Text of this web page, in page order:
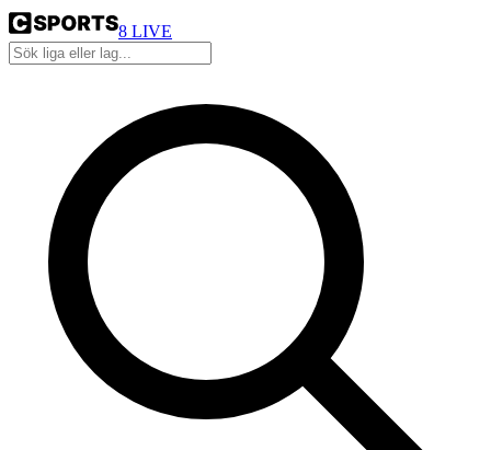
8 LIVE